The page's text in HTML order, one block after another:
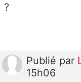
?
Publié par
15h06